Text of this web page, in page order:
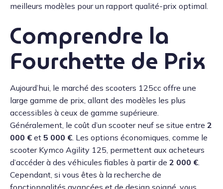
meilleurs modèles pour un rapport qualité-prix optimal.
Comprendre la
Fourchette de Prix
Aujourd’hui, le marché des scooters 125cc offre une
large gamme de prix, allant des modèles les plus
accessibles à ceux de gamme supérieure.
Généralement, le coût d’un scooter neuf se situe entre 2
000 € et 5 000 €. Les options économiques, comme le
scooter Kymco Agility 125, permettent aux acheteurs
d’accéder à des véhicules fiables à partir de 2 000 €.
Cependant, si vous êtes à la recherche de